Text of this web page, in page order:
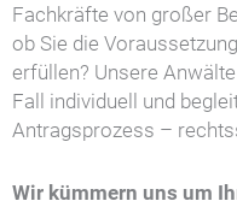
Fachkräfte von großer
ob Sie die
erfüllen? Unsere
Fall individuell und
Antragsprozess –
Wir kümmern uns um